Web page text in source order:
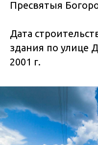
Пресвятыя
Дата
здания по улице
2001 г.